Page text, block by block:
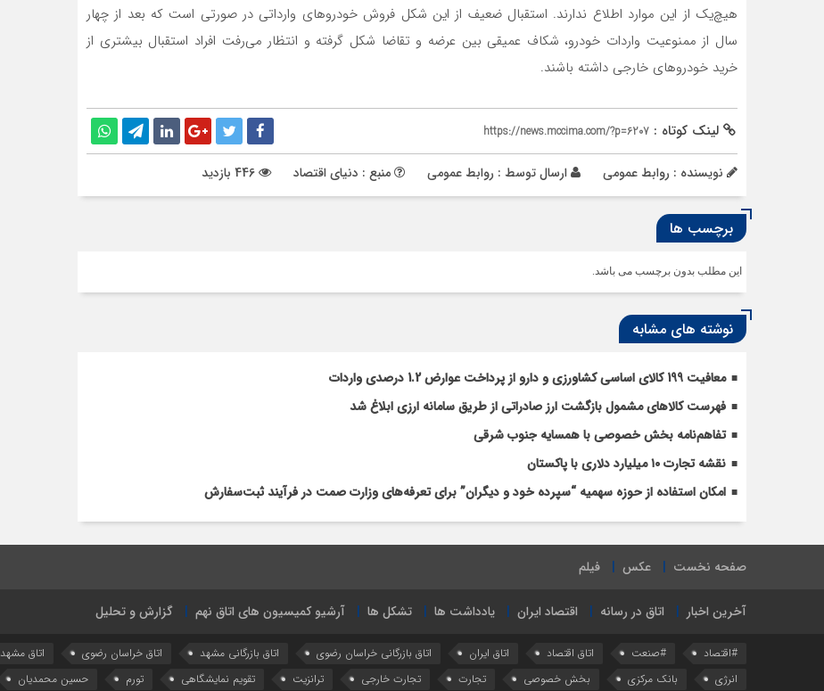
هیچ‌یک از این موارد اطلاع ندارند. استقبال ضعیف از این شکل فروش خودروهای وارداتی در صورتی است که بعد از چهار
سال از ممنوعیت واردات خودرو، شکاف عمیقی بین عرضه و تقاضا شکل گرفته و انتظار می‌رفت افراد استقبال بیشتری از
خرید خودروهای خارجی داشته باشند.
لینک کوتاه : https://news.mccima.com/?p=6207
نویسنده : روابط عمومی ارسال توسط : روابط عمومی منبع : دنیای اقتصاد
برچسب ها
این مطلب بدون برچسب می باشد.
نوشته های مشابه
معافیت 199 کالای اساسی کشاورزی و دارو از پرداخت عوارض 1.2 درصدی واردات
فهرست کالاهای مشمول بازگشت ارز صادراتی از طریق سامانه ارزی ابلاغ شد
تفاهم‌نامه بخش خصوصی با همسایه جنوب شرقی
نقشه تجارت ۱۰‌ میلیارد دلاری با پاکستان
امکان استفاده از حوزه سهمیه “سپرده خود و دیگران” برای تعرفه‌های وزارت صمت در فرآیند ثبت‌سفارش
صفحه نخست عکس فیلم
آخرین اخبار اتاق در رسانه اقتصاد ایران یادداشت ها تشکل ها آرشیو کمیسیون های اتاق نهم گزارش و تحلیل
#اقتصاد #صنعت اتاق اقتصاد اتاق ایران اتاق بازرگانی خراسان رضوی اتاق بازرگانی مشهد اتاق خراسان رضوی اتاق مشهد
انرژی
بانک مرکزی بخش خصوصی تجارت تجارت خارجی ترانزیت تقویم نمایشگاهی تورم حسین محمدیان